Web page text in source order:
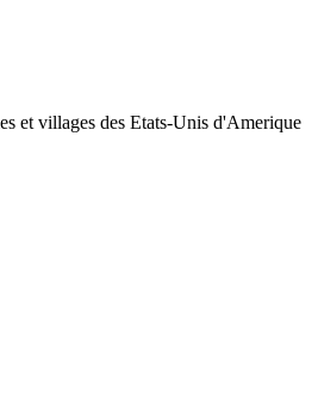
et villages des Etats-Unis d'Amerique